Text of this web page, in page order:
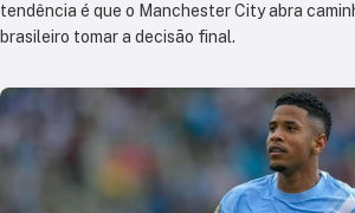
tendência é que o Manchester City abra
brasileiro tomar a decisão final.